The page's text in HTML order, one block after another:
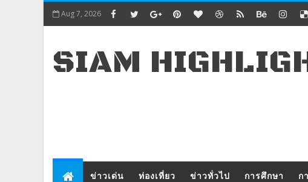
Aug 7, 2026
SIAM
ข่าวเด่น ท่องเที่ยว ข่าวทั่วไป การศึกษา ก